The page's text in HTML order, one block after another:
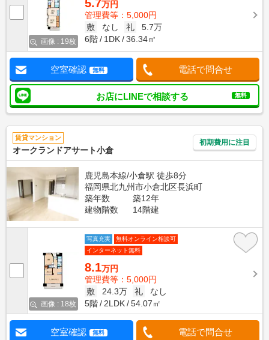
画像 : 19枚
5.7万円
管理費等：5,000円
敷
なし 礼
5.7万
6階
1DK 36.34㎡
空室確認 無料 電話で問合せ
お店にLINEで相談する 無料
賃貸マンション
オークランドアサート小倉
初期費用に注目
鹿児島本線/小倉駅 徒歩8分
福岡県北九州市小倉北区長浜町
築年数
築12年
建物階数
14階建
画像 : 18枚
写真充実
無料オンライン相談可
インターネット無料
8.1万円
管理費等：5,000円
敷
24.3万 礼
なし
5階
2LDK 54.07㎡
空室確認 無料 電話で問合せ